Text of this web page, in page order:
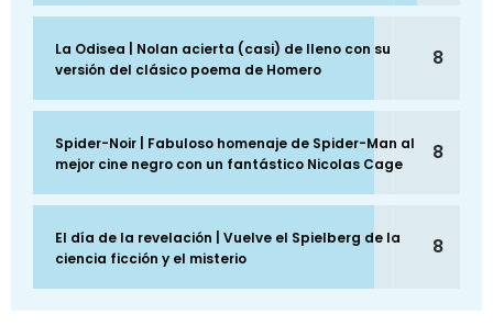
La Odisea | Nolan acierta (casi) de lleno con su
versión del clásico poema de Homero
8
Spider-Noir | Fabuloso homenaje de Spider-Man al
mejor cine negro con un fantástico Nicolas Cage
8
El día de la revelación | Vuelve el Spielberg de la
ciencia ficción y el misterio
8